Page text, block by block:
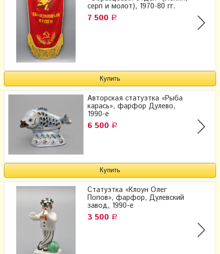
серп и молот), 1970-80 гг.
7 500 Р
Авторская статуэтка «Рыба
карась», фарфор Дулево,
1990-е
6 500 Р
Статуэтка «Клоун Олег
Попов», фарфор, Дулевский
завод, 1990-е
3 500 Р